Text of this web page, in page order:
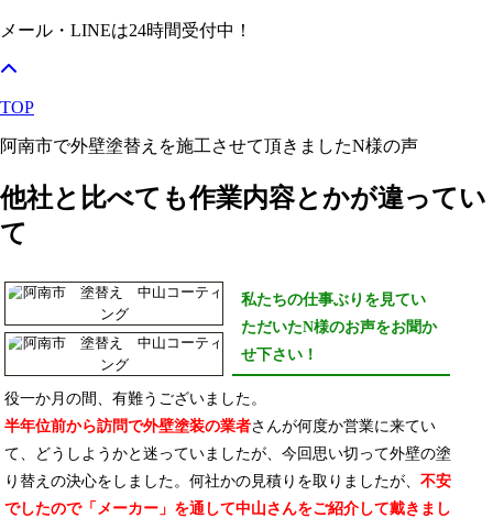
メール・LINEは24時間受付中！
TOP
阿南市で外壁塗替えを施工させて頂きましたN様の声
他社と比べても作業内容とかが違ってい
て
私たちの仕事ぶりを見てい
ただいたN様のお声をお聞か
せ下さい！
役一か月の間、有難うございました。
半年位前から訪問で外壁塗装の業者さんが何度か営業に来てい
て、どうしようかと迷っていましたが、今回思い切って外壁の塗
り替えの決心をしました。何社かの見積りを取りましたが、不安
でしたので「メーカー」を通して中山さんをご紹介して戴きまし